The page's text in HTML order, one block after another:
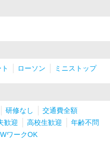
ローソン ミニストップ
研修なし
交通費全額
歓迎 高校生歓迎
年齢不問
WワークOK